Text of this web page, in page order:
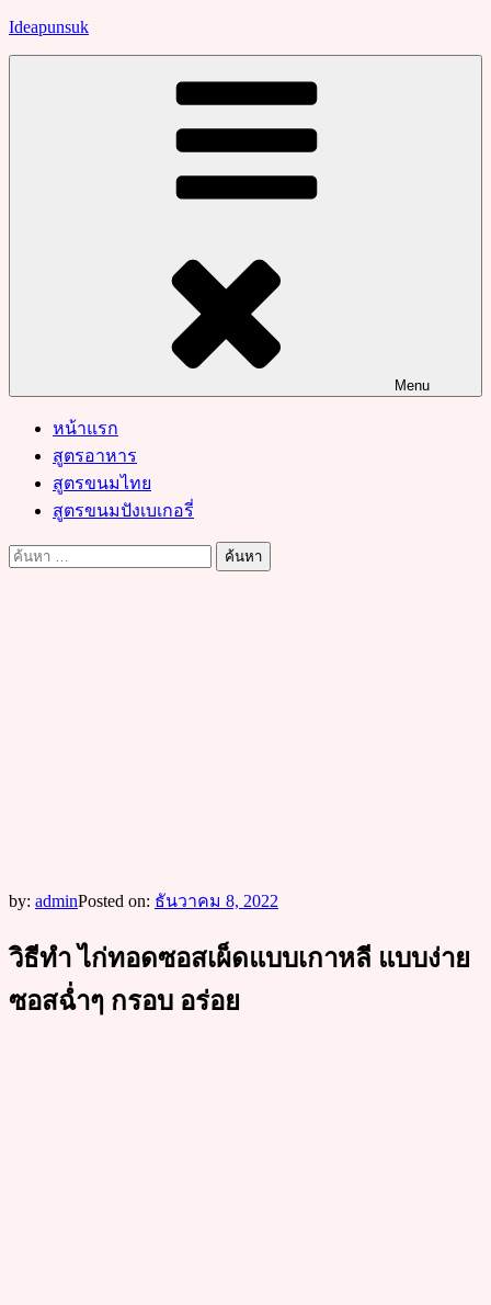
Skip
Ideapunsuk
Menu
หน้าแรก
สูตรอาหาร
สูตรขนมไทย
สูตรขนมปังเบเกอรี่
ค้นหา
by: adminPosted on: ธันวาคม 8, 2022
วิธีทำ ไก่ทอดซอสเผ็ดแบบเกาหลี แบบง่าย
ซอสฉ่ำๆ กรอบ อร่อย